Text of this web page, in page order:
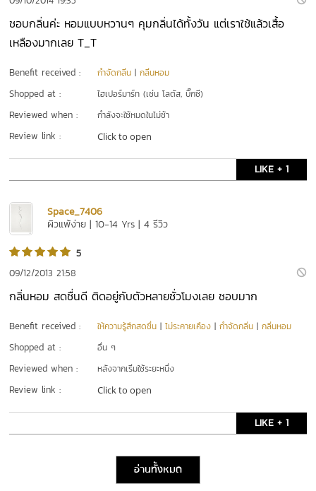
ชอบกลิ่นค่ะ หอมแบบหวานๆ คุมกลิ่นได้ทั้งวัน แต่เราใช้แล้วเสื้อ
เหลืองมากเลย T_T
Benefit received : กำจัดกลิ่น |กลิ่นหอม
Shopped at : ไฮเปอร์มาร์ท (เช่น โลตัส, บิ๊กซี)
Reviewed when : กำลังจะใช้หมดในไม่ช้า
Review link : Click to open
LIKE + 1
Space_7406
ผิวแพ้ง่าย | 10-14 Yrs | 4 รีวิว
5
09/12/2013 21:58
กลิ่นหอม สดชื่นดี ติดอยู่กับตัวหลายชั่วโมงเลย ชอบมาก
Benefit received : ให้ความรู้สึกสดชื่น |ไม่ระคายเคือง |กำจัดกลิ่น |กลิ่นหอม
Shopped at : อื่น ๆ
Reviewed when : หลังจากเริ่มใช้ระยะหนึ่ง
Review link : Click to open
LIKE + 1
อ่านทั้งหมด